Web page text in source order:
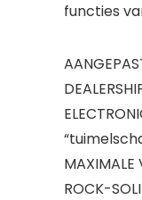
functies
ROCK-